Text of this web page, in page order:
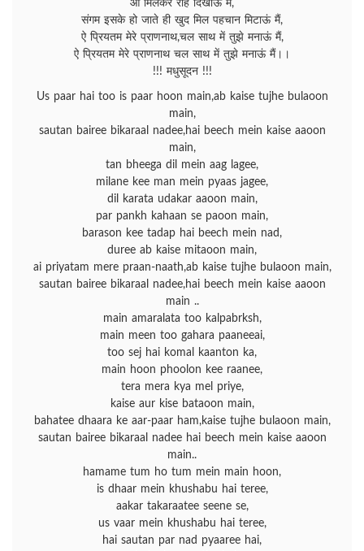
आ मिलकर राह दिखाऊं मैं,
संगम इसके हो जाते ही खुद मिल पहचान मिटाऊं मैं,
ऐ प्रियतम मेरे प्राणनाथ,चल साथ में तुझे मनाऊं मैं,
ऐ प्रियतम मेरे प्राणनाथ चल साथ में तुझे मनाऊं मैं।।
!!! मधुसूदन !!!
Us paar hai too is paar hoon main,ab kaise tujhe bulaoon
main,
sautan bairee bikaraal nadee,hai beech mein kaise aaoon
main,
tan bheega dil mein aag lagee,
milane kee man mein pyaas jagee,
dil karata udakar aaoon main,
par pankh kahaan se paoon main,
barason kee tadap hai beech mein nad,
duree ab kaise mitaoon main,
ai priyatam mere praan-naath,ab kaise tujhe bulaoon main,
sautan bairee bikaraal nadee,hai beech mein kaise aaoon
main ..
main amaralata too kalpabrksh,
main meen too gahara paaneeai,
too sej hai komal kaanton ka,
main hoon phoolon kee raanee,
tera mera kya mel priye,
kaise aur kise bataoon main,
bahatee dhaara ke aar-paar ham,kaise tujhe bulaoon main,
sautan bairee bikaraal nadee hai beech mein kaise aaoon
main..
hamame tum ho tum mein main hoon,
is dhaar mein khushabu hai teree,
aakar takaraatee seene se,
us vaar mein khushabu hai teree,
hai sautan par nad pyaaree hai,